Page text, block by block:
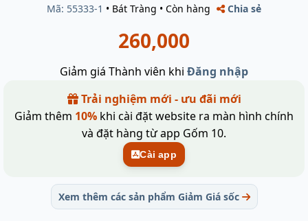
Mã: 55333-1 • Bát Tràng • Còn hàng Chia sẻ
260,000
Giảm giá Thành viên khi Đăng nhập
Trải nghiệm mới - ưu đãi mới
Giảm thêm 10% khi cài đặt website ra màn hình chính
và đặt hàng từ app Gốm 10.
Cài app
Xem thêm các sản phẩm Giảm Giá sốc